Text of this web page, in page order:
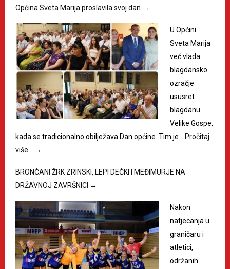
Općina Sveta Marija proslavila svoj dan →
U Općini
Sveta Marija
već vlada
blagdansko
ozračje
ususret
blagdanu
Velike Gospe,
kada se tradicionalno obilježava Dan općine. Tim je… Pročitaj
više…
→
BRONČANI ŽRK ZRINSKI, LEPI DEČKI I MEĐIMURJE NA
DRŽAVNOJ ZAVRŠNICI →
Nakon
natjecanja u
graničaru i
atletici,
održanih